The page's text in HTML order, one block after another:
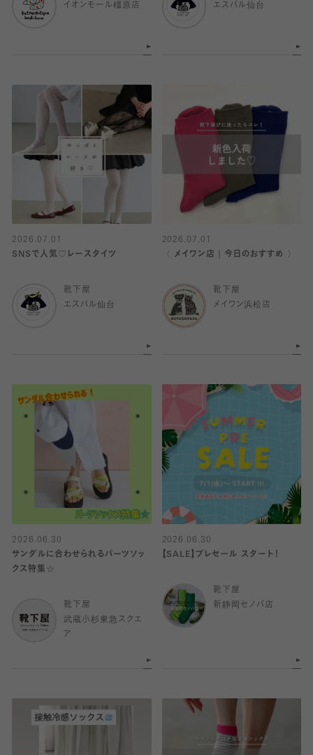
イオンモール橿原店
エスパル仙台
2026.07.01
SNSで人気♡レースタイツ
靴下屋
エスパル仙台
2026.07.01
〈 メイワン店｜今日のおすすめ 〉
靴下屋
メイワン浜松店
2026.06.30
サンダルに合わせられるパーツソッ
クス特集☆
靴下屋
武蔵小杉東急スクエ
ア
2026.06.30
【SALE】プレセール スタート！
靴下屋
新静岡セノバ店